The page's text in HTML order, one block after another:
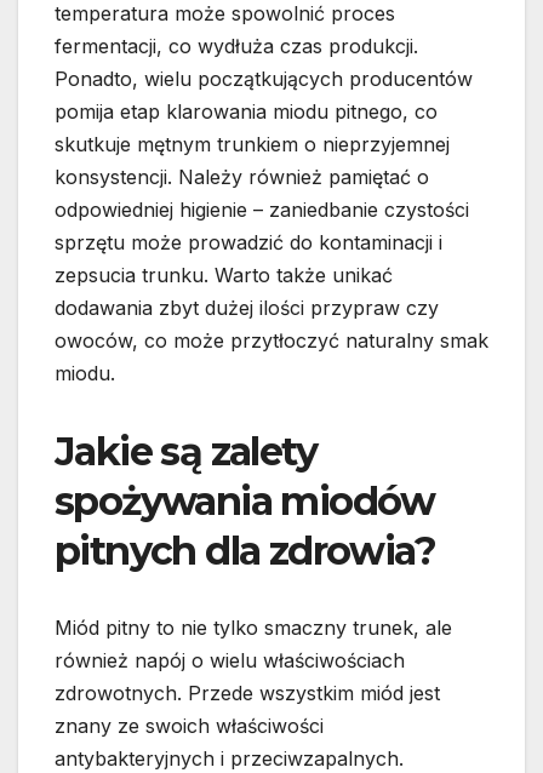
temperatura może spowolnić proces
fermentacji, co wydłuża czas produkcji.
Ponadto, wielu początkujących producentów
pomija etap klarowania miodu pitnego, co
skutkuje mętnym trunkiem o nieprzyjemnej
konsystencji. Należy również pamiętać o
odpowiedniej higienie – zaniedbanie czystości
sprzętu może prowadzić do kontaminacji i
zepsucia trunku. Warto także unikać
dodawania zbyt dużej ilości przypraw czy
owoców, co może przytłoczyć naturalny smak
miodu.
Jakie są zalety
spożywania miodów
pitnych dla zdrowia?
Miód pitny to nie tylko smaczny trunek, ale
również napój o wielu właściwościach
zdrowotnych. Przede wszystkim miód jest
znany ze swoich właściwości
antybakteryjnych i przeciwzapalnych.